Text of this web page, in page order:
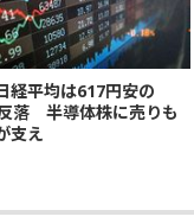
経平均は617円安の
落 半導体株に売りも
支え